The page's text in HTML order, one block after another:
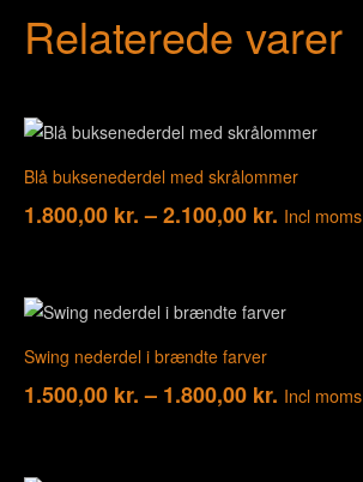
Relaterede varer
Blå buksenederdel med skrålommer
1.800,00 kr. –2.100,00 kr. Incl moms
Swing nederdel i brændte farver
1.500,00 kr. – 1.800,00 kr. Incl moms